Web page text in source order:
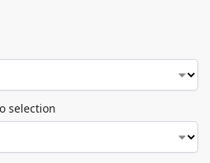
selection